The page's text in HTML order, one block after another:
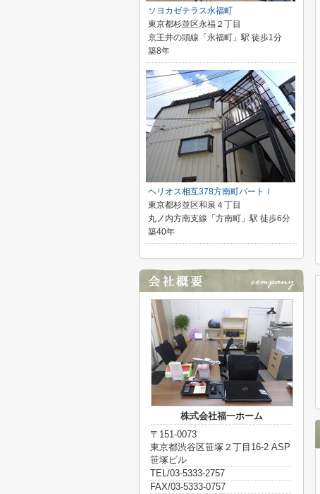
ソヨカゼテラス永福町
東京都杉並区永福２丁目
京王井の頭線「永福町」駅 徒歩1分
築8年
ヘリオス相互378方南町パートⅠ
東京都杉並区和泉４丁目
丸ノ内方南支線「方南町」駅 徒歩6分
築40年
株式会社福一ホーム
〒151-0073
東京都渋谷区笹塚２丁目16-2 ASP
笹塚ビル
TEL/03-5333-2757
FAX/03-5333-0757